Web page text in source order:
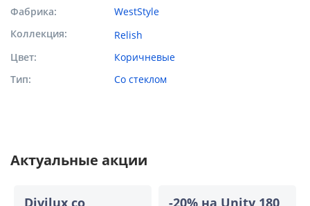
Фабрика
WestStyle
Коллекция
Relish
Цвет
Коричневые
Тип
Со стеклом
Актуальные акции
Divilux со
-20% на Unity 180